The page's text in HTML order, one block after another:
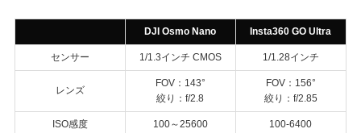
DJI Osmo Nano Insta360 GO Ultra
センサー 1/1.3インチ CMOS 1/1.28インチ
レンズ
FOV：143°
絞り：f/2.8
FOV：156°
絞り：f/2.85
ISO感度 100～25600 100-6400